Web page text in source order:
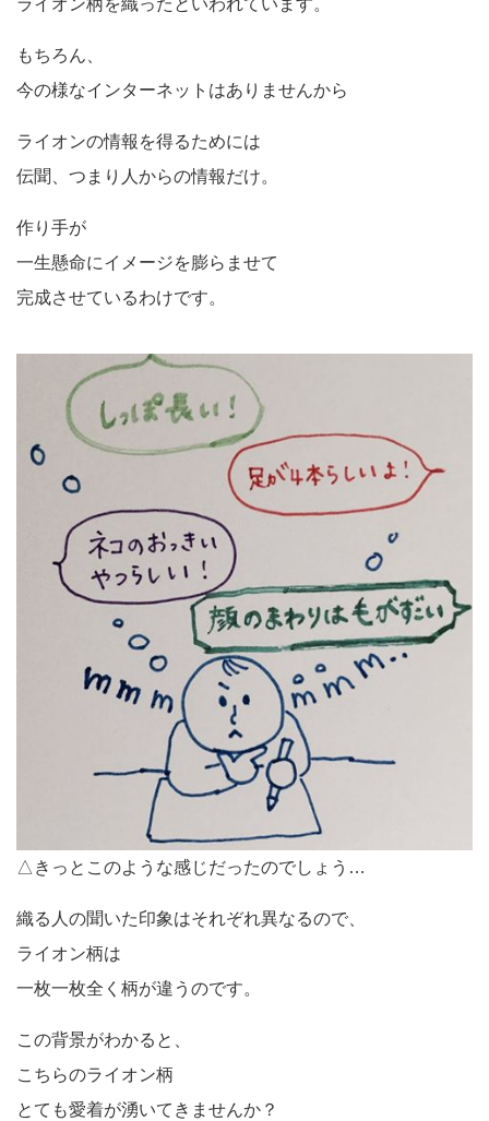
もちろん、
今の様なインターネットはありませんから
ライオンの情報を得るためには
伝聞、つまり人からの情報だけ。
作り手が
一生懸命にイメージを膨らませて
完成させているわけです。
△きっとこのような感じだったのでしょう…
織る人の聞いた印象はそれぞれ異なるので、
ライオン柄は
一枚一枚全く柄が違うのです。
この背景がわかると、
こちらのライオン柄
とても愛着が湧いてきませんか？